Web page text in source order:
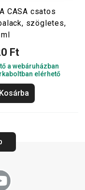
CASA csatos
szögletes,
Ft
a webáruházban
elérhető
Kosárba